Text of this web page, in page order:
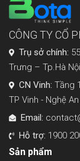
CÔNG TY CỔ
Trụ sở chính:
Trưng – Tp.Hà Nội
CN Vinh: Tầng
TP Vinh - Nghệ An
Email:
Hỗ trợ: 1900
Sản phẩm